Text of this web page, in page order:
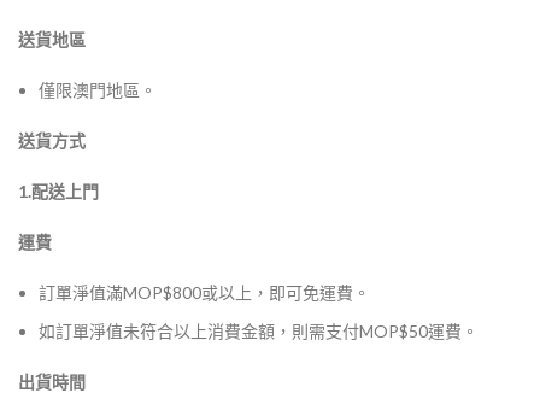
送貨地區
僅限澳門地區。
送貨方式
1.配送上門
運費
訂單淨值滿MOP$800或以上，即可免運費。
如訂單淨值未符合以上消費金額，則需支付MOP$50運費。
出貨時間